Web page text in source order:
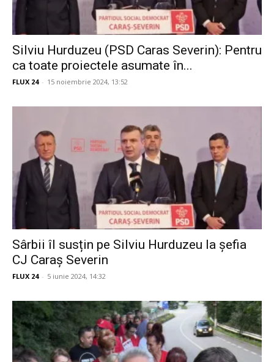
Silviu Hurduzeu (PSD Caras Severin): Pentru
ca toate proiectele asumate în...
FLUX 24 - 15 noiembrie 2024, 13:52
Sârbii îl susțin pe Silviu Hurduzeu la șefia
CJ Caraș Severin
FLUX 24 - 5 iunie 2024, 14:32